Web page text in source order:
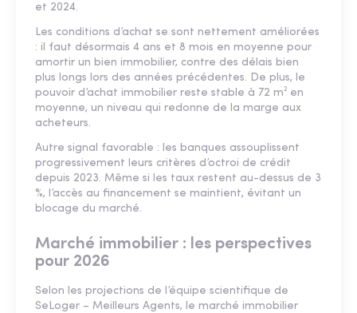
et 2024.
Les conditions d’achat se sont nettement améliorées
: il faut désormais 4 ans et 8 mois en moyenne pour
amortir un bien immobilier, contre des délais bien
plus longs lors des années précédentes. De plus, le
pouvoir d’achat immobilier reste stable à 72 m² en
moyenne, un niveau qui redonne de la marge aux
acheteurs.
Autre signal favorable : les banques assouplissent
progressivement leurs critères d’octroi de crédit
depuis 2023. Même si les taux restent au-dessus de 3
%, l’accès au financement se maintient, évitant un
blocage du marché.
Marché immobilier : les perspectives
pour 2026
Selon les projections de l’équipe scientifique de
SeLoger – Meilleurs Agents, le marché immobilier